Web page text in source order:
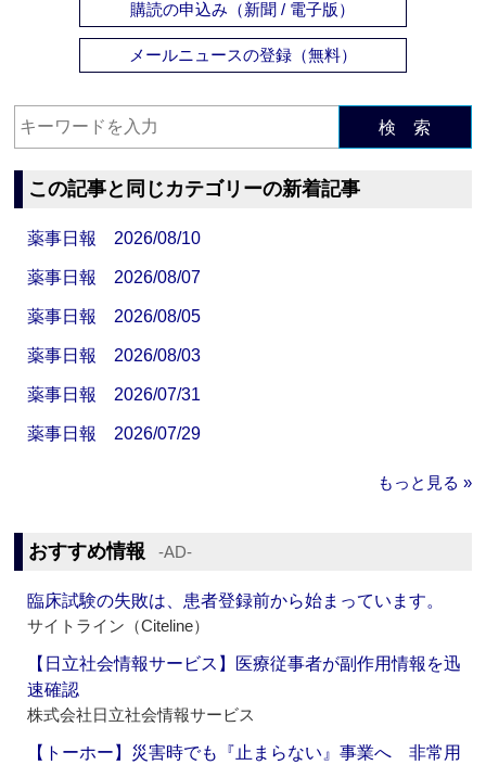
購読の申込み（新聞 / 電子版）
メールニュースの登録（無料）
検 索
この記事と同じカテゴリーの新着記事
薬事日報 2026/08/10
薬事日報 2026/08/07
薬事日報 2026/08/05
薬事日報 2026/08/03
薬事日報 2026/07/31
薬事日報 2026/07/29
もっと見る »
おすすめ情報 ‐AD‐
臨床試験の失敗は、患者登録前から始まっています。
サイトライン（Citeline）
【日立社会情報サービス】医療従事者が副作用情報を迅
速確認
株式会社日立社会情報サービス
【トーホー】災害時でも『止まらない』事業へ 非常用